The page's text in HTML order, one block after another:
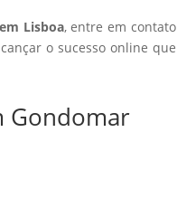
em Lisboa, entre em contato
o sucesso online que
Gondomar